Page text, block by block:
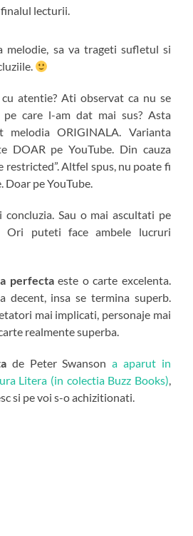
finalul lecturii.
melodie, sa va trageti sufletul si
atentie? Ati observat ca nu se
care l-am dat mai sus? Asta
ORIGINALA. Varianta
DOAR pe YouTube. Din cauza
restricted”. Altfel spus, nu poate fi
Doar pe YouTube.
Sau o mai ascultati pe
Ori puteti face ambele lucruri
perfectaeste o carte excelenta.
decent, insa se termina superb.
mai implicati, personaje mai
realmente superba.
de Peter Swansona aparut in
Litera (in colectia Buzz Books),
si pe voi s-o achizitionati.